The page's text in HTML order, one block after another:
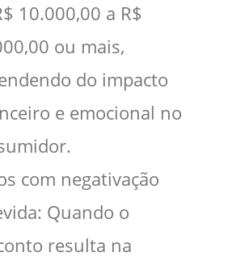
10.000,00 a R$
ou mais,
do impacto
e emocional no
com negativação
Quando o
resulta na